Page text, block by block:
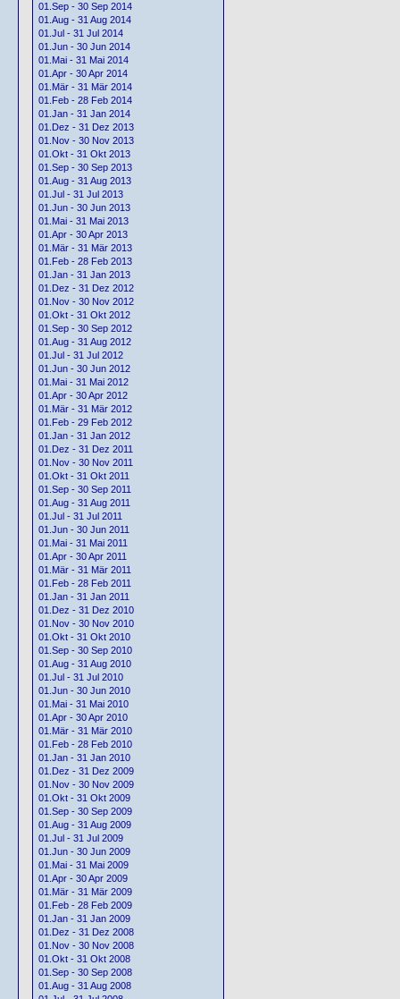
01.Sep - 30 Sep 2014
01.Aug - 31 Aug 2014
01.Jul - 31 Jul 2014
01.Jun - 30 Jun 2014
01.Mai - 31 Mai 2014
01.Apr - 30 Apr 2014
01.Mär - 31 Mär 2014
01.Feb - 28 Feb 2014
01.Jan - 31 Jan 2014
01.Dez - 31 Dez 2013
01.Nov - 30 Nov 2013
01.Okt - 31 Okt 2013
01.Sep - 30 Sep 2013
01.Aug - 31 Aug 2013
01.Jul - 31 Jul 2013
01.Jun - 30 Jun 2013
01.Mai - 31 Mai 2013
01.Apr - 30 Apr 2013
01.Mär - 31 Mär 2013
01.Feb - 28 Feb 2013
01.Jan - 31 Jan 2013
01.Dez - 31 Dez 2012
01.Nov - 30 Nov 2012
01.Okt - 31 Okt 2012
01.Sep - 30 Sep 2012
01.Aug - 31 Aug 2012
01.Jul - 31 Jul 2012
01.Jun - 30 Jun 2012
01.Mai - 31 Mai 2012
01.Apr - 30 Apr 2012
01.Mär - 31 Mär 2012
01.Feb - 29 Feb 2012
01.Jan - 31 Jan 2012
01.Dez - 31 Dez 2011
01.Nov - 30 Nov 2011
01.Okt - 31 Okt 2011
01.Sep - 30 Sep 2011
01.Aug - 31 Aug 2011
01.Jul - 31 Jul 2011
01.Jun - 30 Jun 2011
01.Mai - 31 Mai 2011
01.Apr - 30 Apr 2011
01.Mär - 31 Mär 2011
01.Feb - 28 Feb 2011
01.Jan - 31 Jan 2011
01.Dez - 31 Dez 2010
01.Nov - 30 Nov 2010
01.Okt - 31 Okt 2010
01.Sep - 30 Sep 2010
01.Aug - 31 Aug 2010
01.Jul - 31 Jul 2010
01.Jun - 30 Jun 2010
01.Mai - 31 Mai 2010
01.Apr - 30 Apr 2010
01.Mär - 31 Mär 2010
01.Feb - 28 Feb 2010
01.Jan - 31 Jan 2010
01.Dez - 31 Dez 2009
01.Nov - 30 Nov 2009
01.Okt - 31 Okt 2009
01.Sep - 30 Sep 2009
01.Aug - 31 Aug 2009
01.Jul - 31 Jul 2009
01.Jun - 30 Jun 2009
01.Mai - 31 Mai 2009
01.Apr - 30 Apr 2009
01.Mär - 31 Mär 2009
01.Feb - 28 Feb 2009
01.Jan - 31 Jan 2009
01.Dez - 31 Dez 2008
01.Nov - 30 Nov 2008
01.Okt - 31 Okt 2008
01.Sep - 30 Sep 2008
01.Aug - 31 Aug 2008